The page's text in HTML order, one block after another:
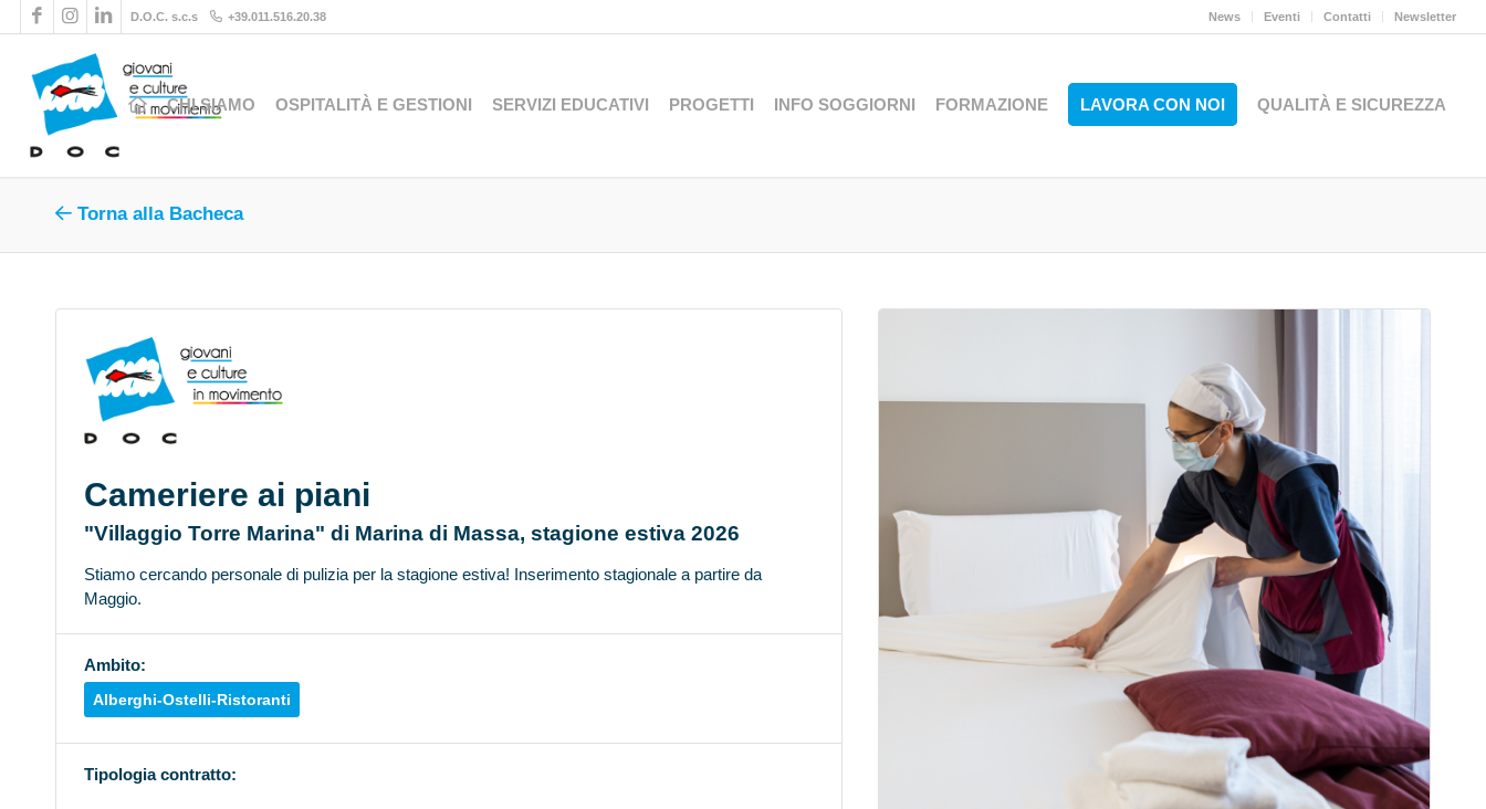
News Eventi Contatti Newsletter
D.O.C. s.c.s +39.011.516.20.38
CHI SIAMO OSPITALITÀ E GESTIONI SERVIZI EDUCATIVI PROGETTI INFO SOGGIORNI FORMAZIONE LAVORA CON NOI QUALITÀ E SICUREZZA
Torna alla Bacheca
Cameriere ai piani
"Villaggio Torre Marina" di Marina di Massa, stagione estiva 2026
Stiamo cercando personale di pulizia per la stagione estiva! Inserimento stagionale a partire da
Maggio.
Ambito:
Alberghi-Ostelli-Ristoranti
Tipologia contratto: